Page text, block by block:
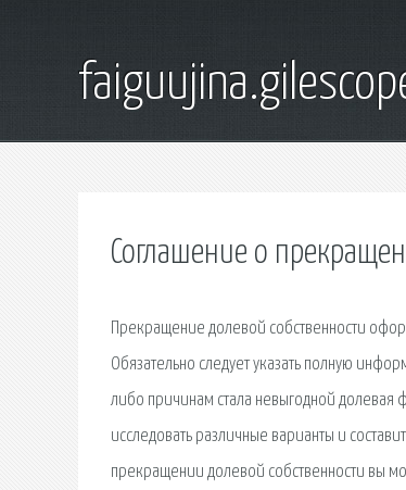
Соглашение о
Прекращение долевой собственности
Обязательно следует указать полную
либо причинам стала невыгодной долевая
исследовать различные варианты и
прекращении долевой собственности вы